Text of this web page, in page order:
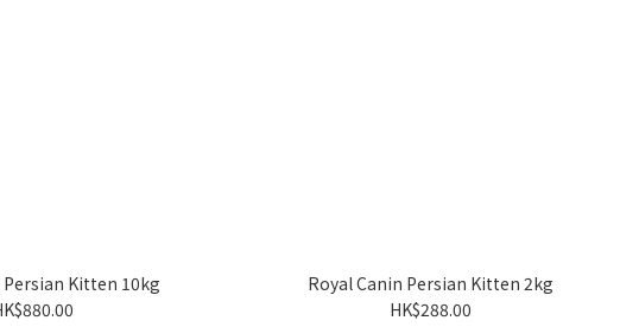
Persian Kitten 10kg
Royal Canin Persian Kitten 2kg
HK$288.00